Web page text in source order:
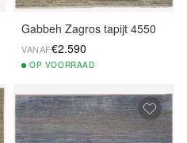
Gabbeh Zagros tapijt 4550
VANAF€2.590
OP VOORRAAD